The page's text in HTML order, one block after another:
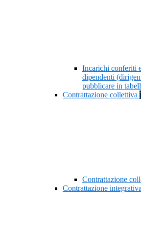
Incarichi conferiti
dipendenti
pubblicare in
Contrattazione collettiva
Contrattazione
Contrattazione integrativa